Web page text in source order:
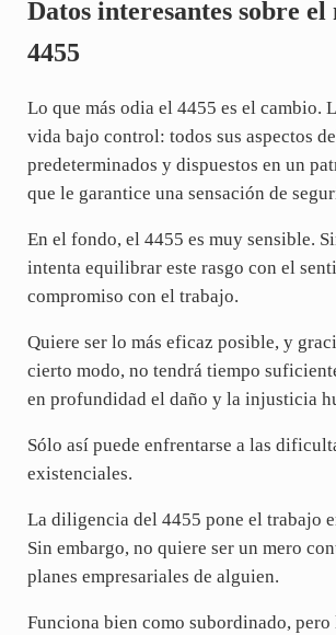
Datos interesantes sobre el
4455
Lo que más odia el 4455 es el cambio.
vida bajo control: todos sus aspectos
predeterminados y dispuestos en un
que le garantice una sensación de
En el fondo, el 4455 es muy sensible.
intenta equilibrar este rasgo con el
compromiso con el trabajo.
Quiere ser lo más eficaz posible, y
cierto modo, no tendrá tiempo
en profundidad el daño y la injusticia
Sólo así puede enfrentarse a las
existenciales.
La diligencia del 4455 pone el trabajo
Sin embargo, no quiere ser un mero
planes empresariales de alguien.
Funciona bien como subordinado, pero